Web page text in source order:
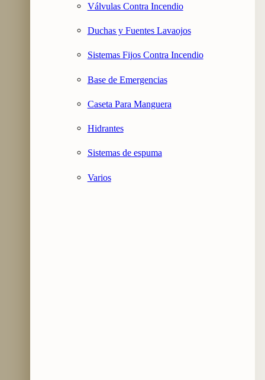
Válvulas Contra Incendio
Duchas y Fuentes Lavaojos
Sistemas Fijos Contra Incendio
Base de Emergencias
Caseta Para Manguera
Hidrantes
Sistemas de espuma
Varios